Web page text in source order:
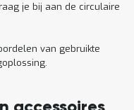
je bij aan de circulaire
van gebruikte